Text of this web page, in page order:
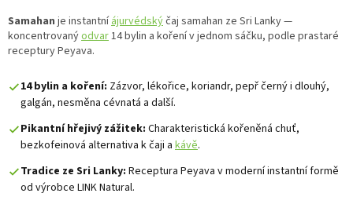
Samahan je instantníájurvédskýčaj samahan ze Sri Lanky —
koncentrovanýodvar14 bylin a koření v jednom sáčku, podle prastaré
receptury Peyava.
14 bylin a koření: Zázvor, lékořice, koriandr, pepř černý i dlouhý,
galgán, nesměna cévnatá a další.
Pikantní hřejivý zážitek: Charakteristická kořeněná chuť,
bezkofeinová alternativa k čaji a kávě.
Tradice ze Sri Lanky: Receptura Peyava v moderní instantní formě
od výrobce LINK Natural.